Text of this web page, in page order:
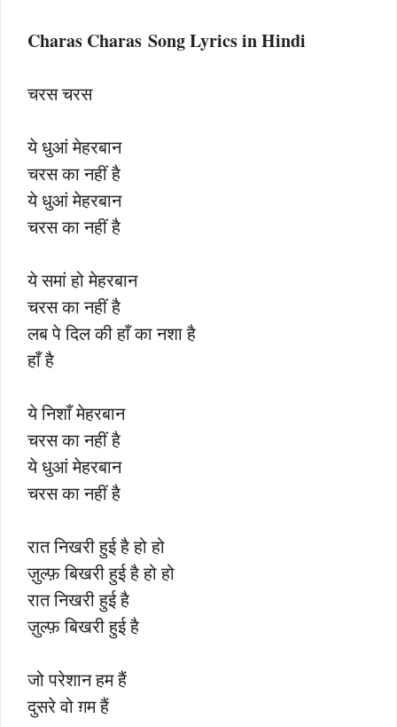
Charas Charas Song Lyrics in Hindi
चरस चरस
ये धुआं मेहरबान
चरस का नहीं है
ये धुआं मेहरबान
चरस का नहीं है
ये समां हो मेहरबान
चरस का नहीं है
लब पे दिल की हाँ का नशा है
हाँ है
ये निशाँ मेहरबान
चरस का नहीं है
ये धुआं मेहरबान
चरस का नहीं है
रात निखरी हुई है हो हो
ज़ुल्फ़ बिखरी हुई है हो हो
रात निखरी हुई है
ज़ुल्फ़ बिखरी हुई है
जो परेशान हम हैं
दुसरे वो ग़म हैं